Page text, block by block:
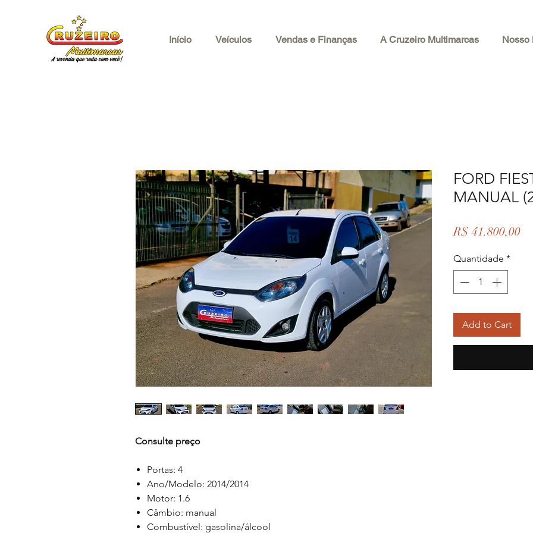
Início Veículos Vendas e Finanças A Cruzeiro Multimarcas Nosso
Consulte preço
Portas: 4
Ano/Modelo: 2014/2014
Motor: 1.6
Câmbio: manual
Combustível: gasolina/álcool
FORD
MANUAL
R$ 41.800,00
Quantidade *
Add to Cart